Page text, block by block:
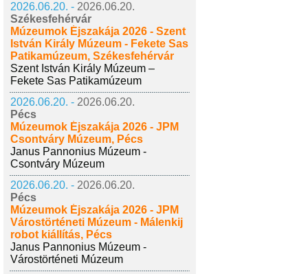
2026.06.20. - 2026.06.20.
Székesfehérvár
Múzeumok Éjszakája 2026 - Szent
István Király Múzeum - Fekete Sas
Patikamúzeum, Székesfehérvár
Szent István Király Múzeum –
Fekete Sas Patikamúzeum
2026.06.20. - 2026.06.20.
Pécs
Múzeumok Éjszakája 2026 - JPM
Csontváry Múzeum, Pécs
Janus Pannonius Múzeum -
Csontváry Múzeum
2026.06.20. - 2026.06.20.
Pécs
Múzeumok Éjszakája 2026 - JPM
Várostörténeti Múzeum - Málenkij
robot kiállítás, Pécs
Janus Pannonius Múzeum -
Várostörténeti Múzeum